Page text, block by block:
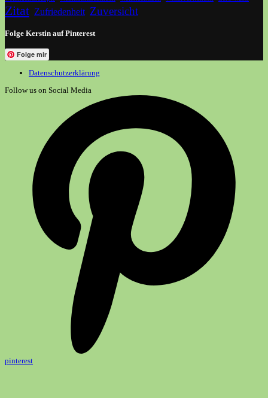
Zitat Zufriedenheit Zuversicht
Folge Kerstin auf Pinterest
Folge mir
Datenschutzerklärung
Follow us on Social Media
pinterest